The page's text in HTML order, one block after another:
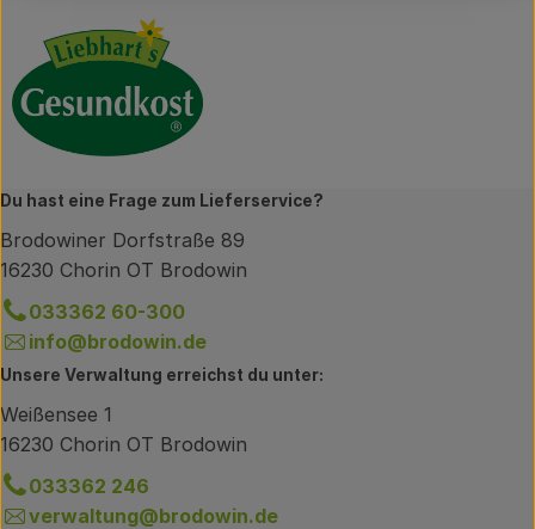
Du hast eine Frage zum Lieferservice?
Brodowiner Dorfstraße 89
16230 Chorin OT Brodowin
033362 60-300
info@brodowin.de
Unsere Verwaltung erreichst du unter:
Weißensee 1
16230 Chorin OT Brodowin
033362 246
verwaltung@brodowin.de